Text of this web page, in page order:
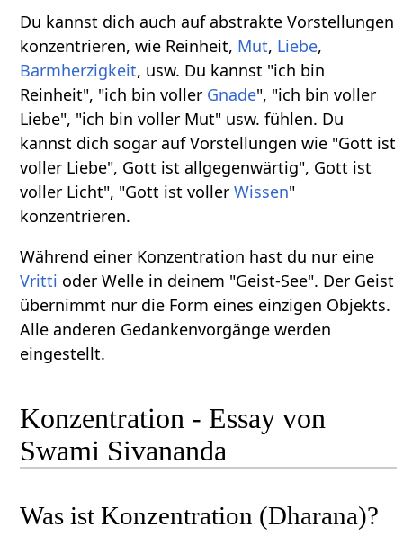
Du kannst dich auch auf abstrakte Vorstellungen
konzentrieren, wie Reinheit, Mut, Liebe,
Barmherzigkeit, usw. Du kannst "ich bin
Reinheit", "ich bin voller Gnade", "ich bin voller
Liebe", "ich bin voller Mut" usw. fühlen. Du
kannst dich sogar auf Vorstellungen wie "Gott ist
voller Liebe", Gott ist allgegenwärtig", Gott ist
voller Licht", "Gott ist vollerWissen"
konzentrieren.
Während einer Konzentration hast du nur eine
Vritti oder Welle in deinem "Geist-See". Der Geist
übernimmt nur die Form eines einzigen Objekts.
Alle anderen Gedankenvorgänge werden
eingestellt.
Konzentration - Essay von
Swami Sivananda
Was ist Konzentration (Dharana)?